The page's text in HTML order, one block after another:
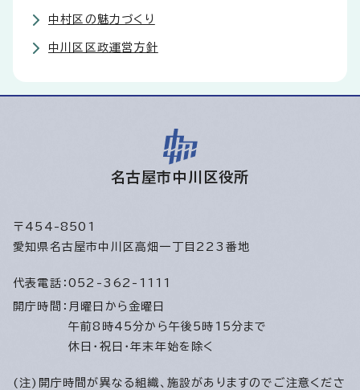
中村区の魅力づくり
中川区区政運営方針
名古屋市中川区役所
〒454-8501
愛知県名古屋市中川区高畑一丁目223番地
代表電話： 052-362-1111
開庁時間： 月曜日から金曜日
午前8時45分から午後5時15分まで
休日・祝日・年末年始を除く
(注)開庁時間が異なる組織、施設がありますのでご注意くださ